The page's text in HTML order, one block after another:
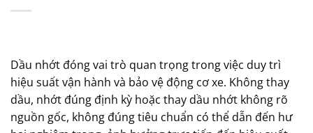
Dầu nhớt đóng vai trò quan trọng trong việc duy trì
hiệu suất vận hành và bảo vệ động cơ xe. Không thay
dầu, nhớt đúng định kỳ hoặc thay dầu nhớt không rõ
nguồn gốc, không đúng tiêu chuẩn có thể dẫn đến hư